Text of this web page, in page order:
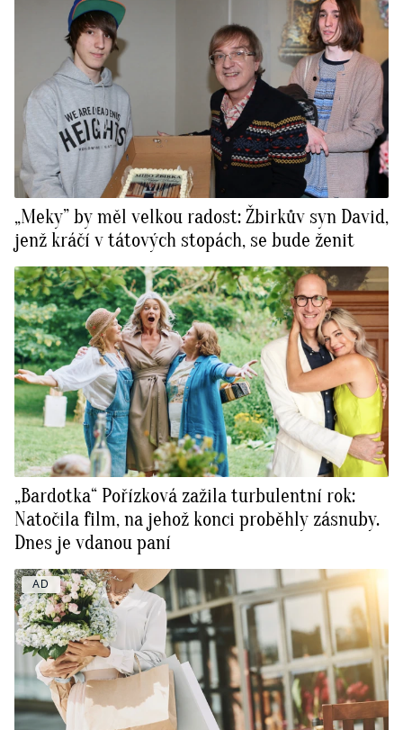
„Meky” by měl velkou radost: Žbirkův syn David,
jenž kráčí v tátových stopách, se bude ženit
„Bardotka“ Pořízková zažila turbulentní rok:
Natočila film, na jehož konci proběhly zásnuby.
Dnes je vdanou paní
AD